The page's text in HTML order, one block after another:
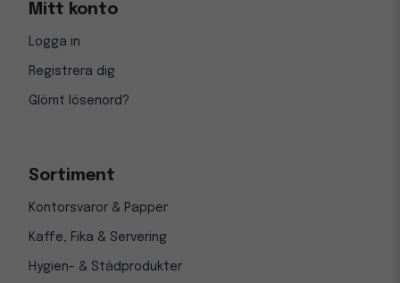
Mitt konto
Logga in
Registrera dig
Glömt lösenord?
Sortiment
Kontorsvaror & Papper
Kaffe, Fika & Servering
Hygien- & Städprodukter